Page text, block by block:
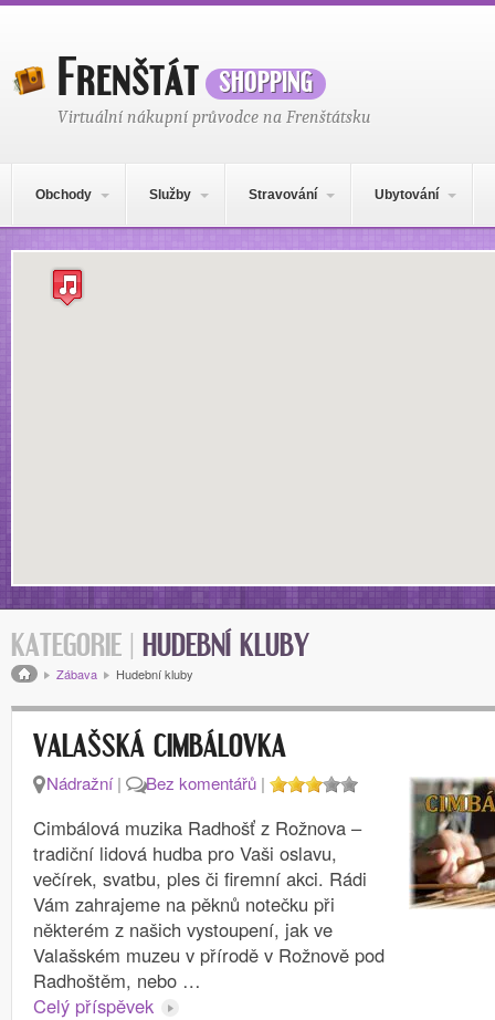
Frenštátshopping
Virtuální nákupní průvodce na Frenštátsku
Obchody Služby Stravování Ubytování
Mapa obsahu
KATEGORIE | HUDEBNÍ KLUBY
Drobečková navigace
Zábava Hudební kluby
VALAŠSKÁ CIMBÁLOVKA
Nádražní| Bez komentářů |
Cimbálová muzika Radhošť z Rožnova –
tradiční lidová hudba pro Vaši oslavu,
večírek, svatbu, ples či firemní akci. Rádi
Vám zahrajeme na pěknů notečku při
některém z našich vystoupení, jak ve
Valašském muzeu v přírodě v Rožnově pod
Radhoštěm, nebo …
Celý příspěvek